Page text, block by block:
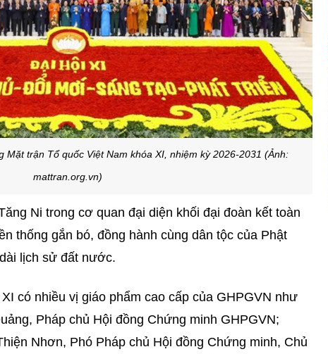
Mặt trận Tổ quốc Việt Nam khóa XI, nhiệm kỳ 2026-2031 (Ảnh:
mattran.org.vn)
Ni trong cơ quan đại diện khối đại đoàn kết toàn
thống gắn bó, đồng hành cùng dân tộc của Phật
lịch sử đất nước.
có nhiều vị giáo phẩm cao cấp của GHPGVN như
Pháp chủ Hội đồng Chứng minh GHPGVN;
Nhơn, Phó Pháp chủ Hội đồng Chứng minh, Chủ